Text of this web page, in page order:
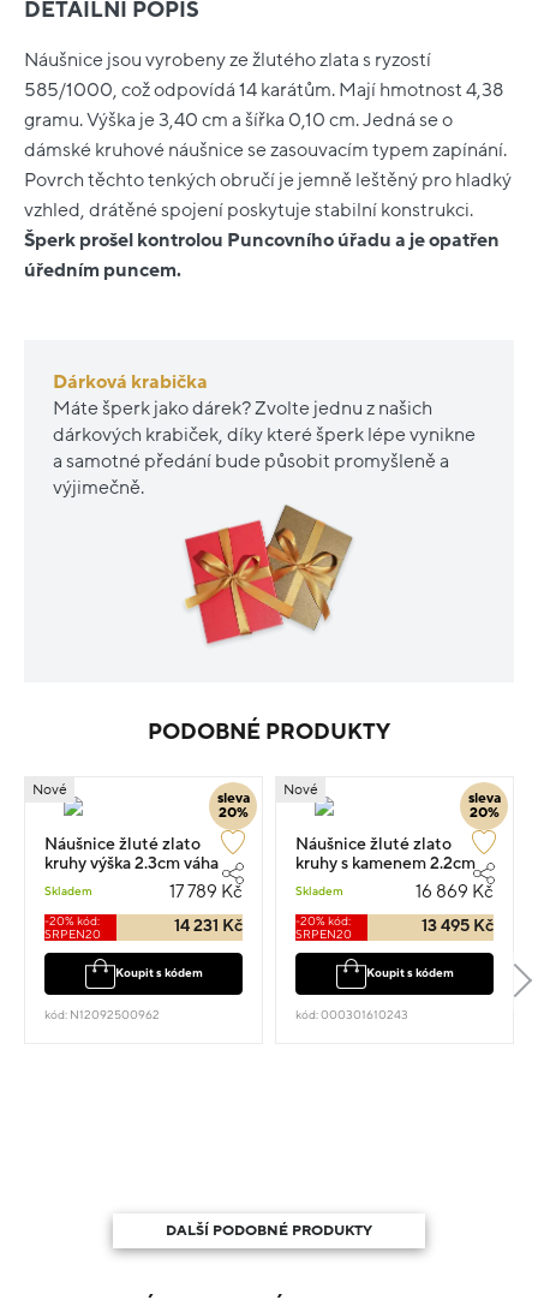
DETAILNÍ POPIS
Náušnice jsou vyrobeny ze žlutého zlata s ryzostí
585/1000, což odpovídá 14 karátům. Mají hmotnost 4,38
gramu. Výška je 3,40 cm a šířka 0,10 cm. Jedná se o
dámské kruhové náušnice se zasouvacím typem zapínání.
Povrch těchto tenkých obručí je jemně leštěný pro hladký
vzhled, drátěné spojení poskytuje stabilní konstrukci.
Šperk prošel kontrolou Puncovního úřadu a je opatřen
úředním puncem.
Dárková krabička
Máte šperk jako dárek? Zvolte jednu z našich
dárkových krabiček, díky které šperk lépe vynikne
a samotné předání bude působit promyšleně a
výjimečně.
PODOBNÉ PRODUKTY
sleva
20%
Nové
Náušnice žluté zlato
kruhy výška 2.3cm váha
Skladem 17 789 Kč
-20% kód:
SRPEN20
14 231 Kč
Koupit s kódem
kód: N12092500962
sleva
20%
Nové
Náušnice žluté zlato
kruhy s kamenem 2.2cm
Skladem 16 869 Kč
-20% kód:
SRPEN20
13 495 Kč
Koupit s kódem
kód: 000301610243
DALŠÍ PODOBNÉ PRODUKTY